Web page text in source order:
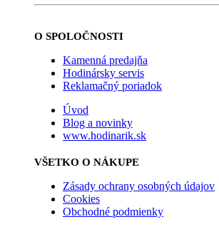
O SPOLOČNOSTI
Kamenná predajňa
Hodinársky servis
Reklamačný poriadok
Úvod
Blog a novinky
www.hodinarik.sk
VŠETKO O NÁKUPE
Zásady ochrany osobných údajov
Cookies
Obchodné podmienky